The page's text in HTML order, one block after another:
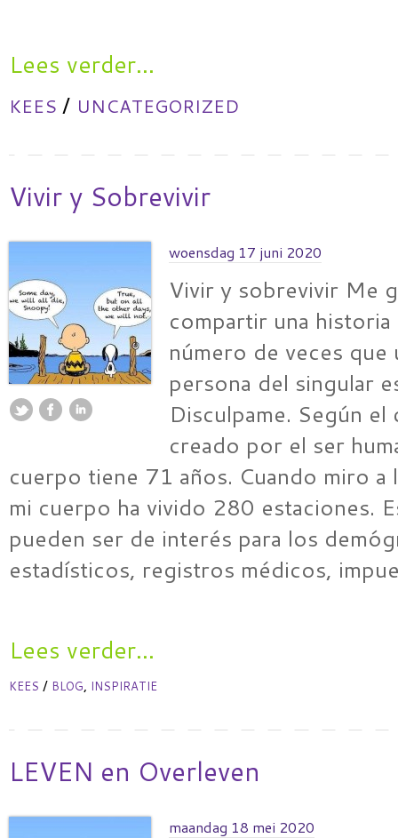
Lees verder...
KEES / UNCATEGORIZED
Vivir y Sobrevivir
woensdag 17 juni 2020
Vivir y sobrevivir Me
compartir una historia
número de veces que
persona del singular
Disculpame. Según
creado por el ser
cuerpo tiene 71 años. Cuando miro a
mi cuerpo ha vivido 280 estaciones.
pueden ser de interés para los
estadísticos, registros médicos,
Lees verder...
KEES / BLOG, INSPIRATIE
LEVEN en Overleven
maandag 18 mei 2020